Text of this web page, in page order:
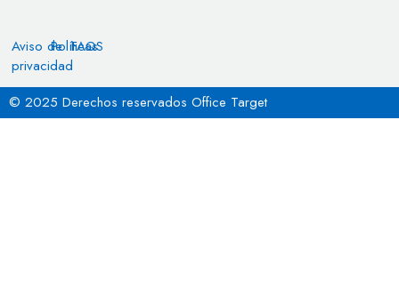
Aviso de
privacidad
Políticas
FAQS
© 2025 Derechos reservados Office Target